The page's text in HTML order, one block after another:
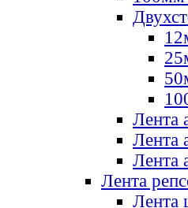
Лента
Лента
Лента
Лента
Лента